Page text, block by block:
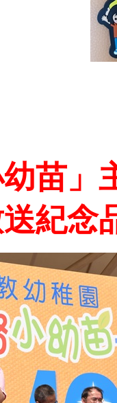
幼苗
紀念